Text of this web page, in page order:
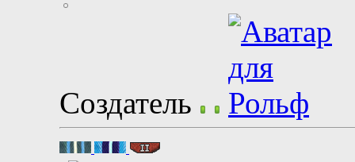
Создатель